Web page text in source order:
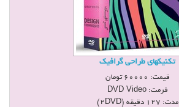
تكنيكهاي طراحي گرافيك
قیمت: 60000تومان
فرمت:DVD Video
مدت: 127 دقيقه (2DVD)